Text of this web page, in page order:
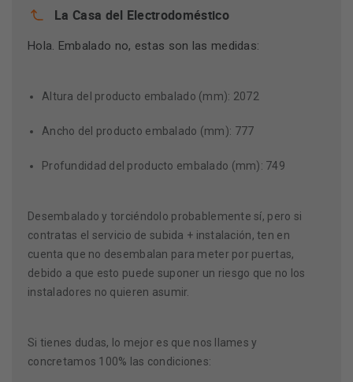
La Casa del Electrodoméstico
Hola. Embalado no, estas son las medidas:
Altura del producto embalado (mm): 2072
Ancho del producto embalado (mm): 777
Profundidad del producto embalado (mm): 749
Desembalado y torciéndolo probablemente sí, pero si
contratas el servicio de subida + instalación, ten en
cuenta que no desembalan para meter por puertas,
debido a que esto puede suponer un riesgo que no los
instaladores no quieren asumir.
Si tienes dudas, lo mejor es que nos llames y
concretamos 100% las condiciones: